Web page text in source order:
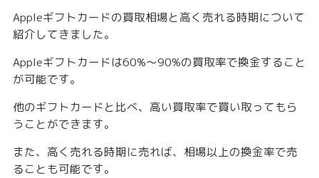
Appleギフトカードの買取相場と高く売れる時期について
紹介してきました。
Appleギフトカードは60%〜90%の買取率で換金すること
が可能です。
他のギフトカードと比べ、高い買取率で買い取ってもら
うことができます。
また、高く売れる時期に売れば、相場以上の換金率で売
ることも可能です。